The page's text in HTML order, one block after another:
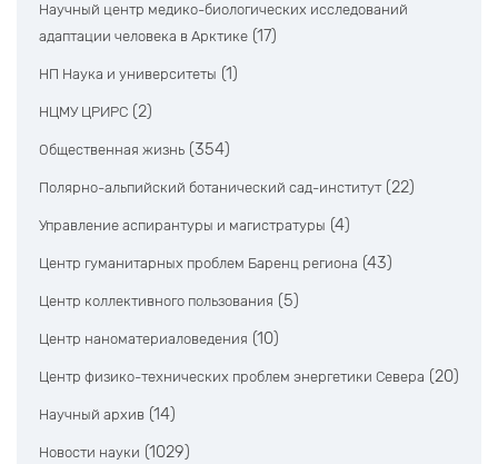
Научный центр медико-биологических исследований
адаптации человека в Арктике (17)
НП Наука и университеты (1)
НЦМУ ЦРИРС (2)
Общественная жизнь (354)
Полярно-альпийский ботанический сад-институт (22)
Управление аспирантуры и магистратуры (4)
Центр гуманитарных проблем Баренц региона (43)
Центр коллективного пользования (5)
Центр наноматериаловедения (10)
Центр физико-технических проблем энергетики Севера (20)
Научный архив (14)
Новости науки (1029)